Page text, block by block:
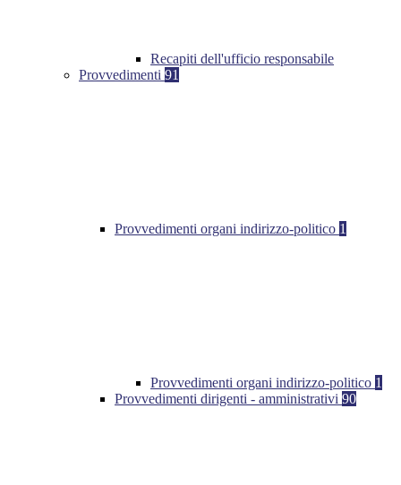
Recapiti dell'ufficio responsabile
Provvedimenti 91
Provvedimenti organi indirizzo-politico 1
Provvedimenti organi indirizzo-politico 1
Provvedimenti dirigenti - amministrativi 90